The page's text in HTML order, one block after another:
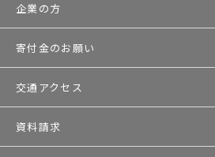
企業の方
寄付金のお願い
交通アクセス
資料請求